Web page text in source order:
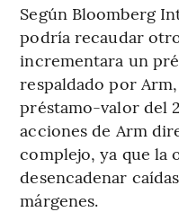
Según Bloomberg
podría recaudar
incrementara un
respaldado por
préstamo-valor del
acciones de Arm
complejo, ya que la
desencadenar
márgenes.